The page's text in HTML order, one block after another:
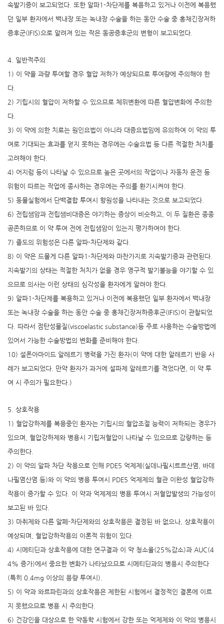
속발기증이 보고되었다. 또한 알파1-차단제를 복용하고 있거나 이전에 복용했
던 일부 환자에서 백내장 또는 녹내장 수술을 하는 동안 수술 중 홍채긴장저하
증후군(IFIS)으로 알려져 있는 작은 동공증후군의 변형이 보고되었다.
4. 일반적주의
1) 이 약을 과량 투여할 경우 혈압 저하가 예상되므로 투여량에 주의해야 한
다.
2) 기립시의 혈압이 저하할 수 있으므로 체위변환에 따른 혈압변화에 주의한
다.
3) 이 약에 의한 치료는 원인요법이 아니라 대증요법임에 유의하여 이 약의 투
여로 기대되는 효과를 얻지 못하는 경우에는 수술요법 등 다른 적절한 처치를
고려해야 한다.
4) 어지럼 등이 나타날 수 있으므로 높은 곳에서의 작업이나 자동차 운전 등
위험이 따르는 작업에 종사하는 경우에는 주의를 환기시켜야 한다.
5) 동물실험에서 단백결합 투여시 항원성을 나타내는 것으로 보고되었다.
6) 전립샘암과 전립샘비대증은 야기하는 증상이 비슷하고, 이 두 질환은 종종
공존하므로 이 약 투여 전에 전립샘암이 있는지 평가하여야 한다.
7) 졸도의 위험성은 다른 알파-차단제와 같다.
8) 이 약은 드물게 다른 알파1-차단제와 마찬가지로 지속발기증과 관련된다.
지속발기의 상태는 적절한 처치가 없을 경우 영구적 발기불능을 야기할 수 있
으므로 의사는 이런 상태의 심각성을 환자에게 알려야 한다.
9) 알파1-차단제를 복용하고 있거나 이전에 복용했던 일부 환자에서 백내장
또는 녹내장 수술을 하는 동안 수술 중 홍채긴장저하증후군(IFIS)이 관찰되었
다. 따라서 점탄성물질(viscoelastic substance)등 주로 사용하는 수술방법에
있어서 가능한 수술방법의 변화를 준비해야 한다.
10) 설폰아마이드 알레르기 병력을 가진 환자(이 약에 대한 알레르기 반응 사
례가 보고되었다. 만약 환자가 과거에 설파제 알레르기를 격었다면, 이 약 투
여 시 주의가 필요한다.)
5. 상호작용
1) 혈압강하제를 복용중인 환자는 기립시의 혈압조절 능력이 저하되는 경우가
있으며, 혈압강하제와 병용시 기립저혈압이 나타날 수 있으므로 감량하는 등
주의한다.
2) 이 약의 알파 차단 작용으로 인해 PDE5 억제제(실데나필시트르산염, 바데
나필염산염 등)와 이 약의 병용 투여시 PDE5 억제제의 혈관 이완성 혈압강하
작용이 증가할 수 있다. 이 약과 억제제의 병용 투여시 저혈압발생의 가능성이
보고된 바 있다.
3) 마취제와 다른 알페-차단제와의 상호작용은 결정된 바 없으나, 상호작용이
예상되며, 혈압강하작용의 이론적 위험이 있다.
4) 시메티딘과 상호작용에 대한 연구결과 이 약 청소율(25%감소)과 AUC(4
4% 증가)에서 중요한 변화가 나타났으므로 시메티딘과의 병용시 주의한다
(특히 0.4mg 이상의 용량 투여시).
5) 이 약과 와르파린과의 상호작용은 제한된 시험에서 결정적인 결론에 이르
지 못했으므로 병용 시 주의한다.
6) 건강인을 대상으로 한 약동학 시험에서 강한 또는 억제제와 이 약의 병용시